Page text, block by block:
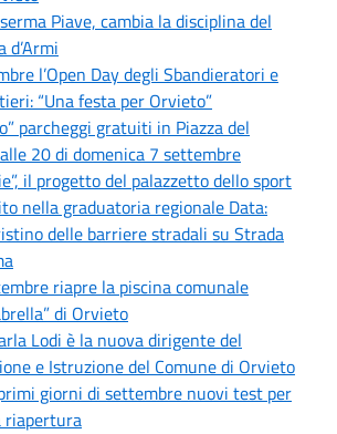
Piave, cambia la disciplina del
d’Armi
l’Open Day degli Sbandieratori e
“Una festa per Orvieto”
parcheggi gratuiti in Piazza del
20 di domenica 7 settembre
il progetto del palazzetto dello sport
nella graduatoria regionale Data:
delle barriere stradali su Strada
riapre la piscina comunale
di Orvieto
Lodi è la nuova dirigente del
e Istruzione del Comune di Orvieto
giorni di settembre nuovi test per
riapertura